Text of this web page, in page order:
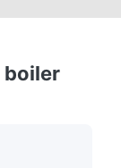
boiler